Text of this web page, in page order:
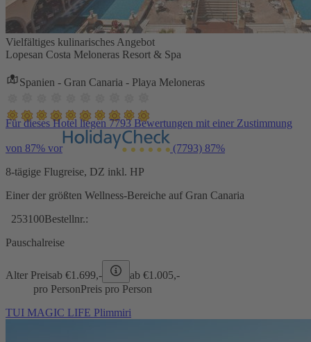
Vielfältiges kulinarisches Angebot
Lopesan Costa Meloneras Resort & Spa
Spanien - Gran Canaria - Playa Meloneras
Für dieses Hotel liegen 7793 Bewertungen mit einer Zustimmung
von 87% vor (7793) 87%
8-tägige Flugreise, DZ inkl. HP
Einer der größten Wellness-Bereiche auf Gran Canaria
253100Bestellnr.:
Pauschalreise
Alter Preisab €1.699,- ab €1.005,-
pro PersonPreis pro Person
TUI MAGIC LIFE Plimmiri